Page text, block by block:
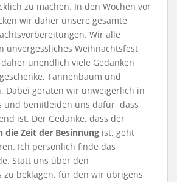
zu machen. In den Wochen vor
wir daher unsere gesamte
Wir alle
unvergessliches Weihnachtsfest
unendlich viele Gedanken
Tannenbaum und
Dabei geraten wir unweigerlich in
und bemitleiden uns dafür, dass
ist. Der Gedanke, dass der
die Zeit der Besinnung ist, geht
Ich persönlich finde das
Statt uns über den
zu beklagen, für den wir übrigens